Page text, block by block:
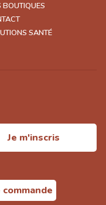
BOUTIQUES
SANTÉ
Je m'inscris